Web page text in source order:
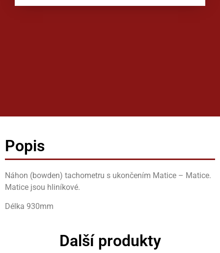
Popis
Náhon (bowden) tachometru s ukončením Matice – Matice.
Matice jsou hliníkové.
Délka 930mm
Další produkty